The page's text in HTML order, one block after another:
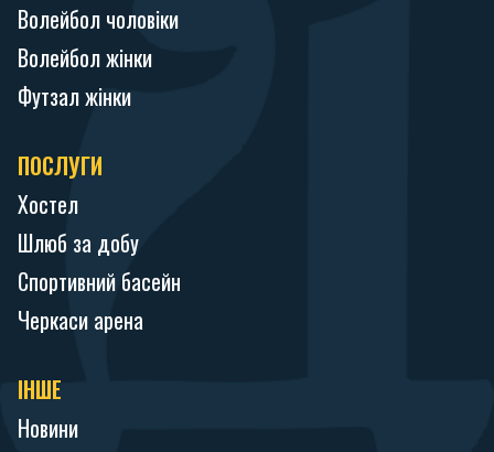
Волейбол чоловіки
Волейбол жінки
Футзал жінки
ПОСЛУГИ
Хостел
Шлюб за добу
Спортивний басейн
Черкаси арена
ІНШЕ
Новини